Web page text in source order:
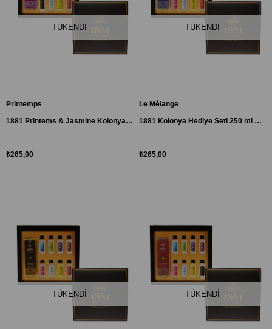
TÜKENDI
Printemps
1881 Printems & Jasmine Kolonya Hediye Seti
₺265,00
TÜKENDI
Le Mélange
1881 Kolonya Hediye Seti 250 ml Cam Le Melange & Harmonie
₺265,00
TÜKENDI TÜKENDI